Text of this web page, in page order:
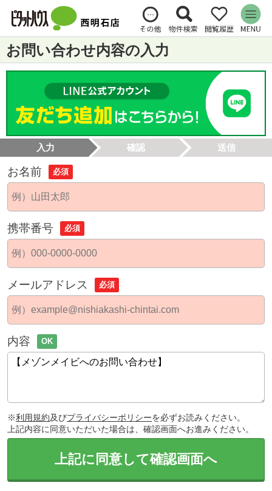
お問い合わせ内容の入力
入力 確認 送信
お名前 必須
携帯番号 必須
メールアドレス 必須
内容 OK
※利用規約及びプライバシーポリシーを必ずお読みください。
上記内容に同意いただいた場合は、確認画面へお進みください。
上記に同意して確認画面へ